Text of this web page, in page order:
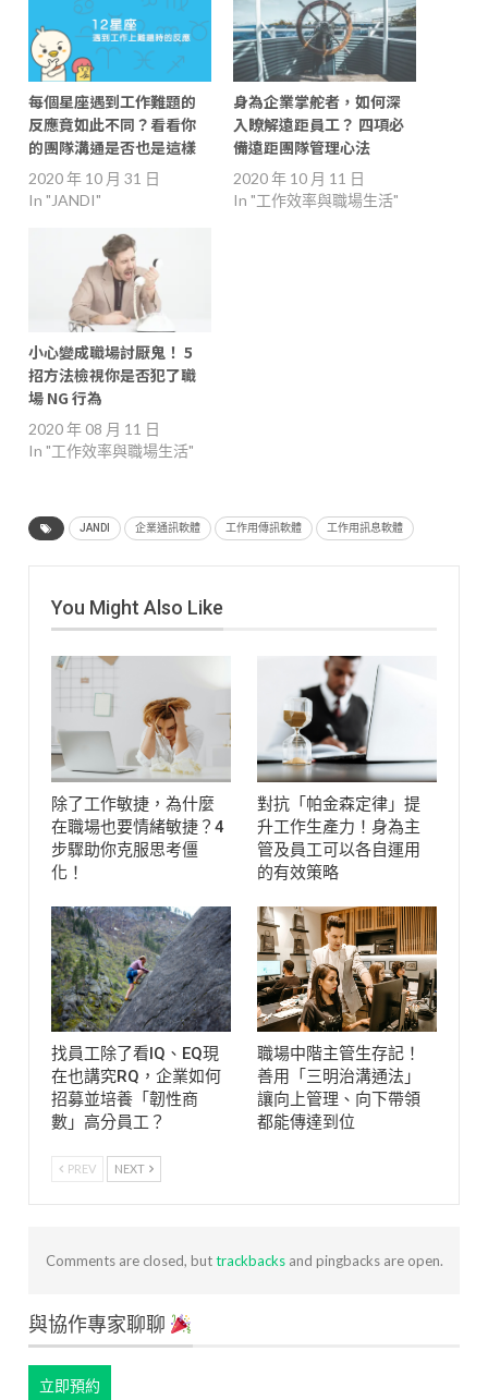
每個星座遇到工作難題的
反應竟如此不同？看看你
的團隊溝通是否也是這樣
2020 年 10 月 31 日
In "JANDI"
身為企業掌舵者，如何深
入瞭解遠距員工？ 四項必
備遠距團隊管理心法
2020 年 10 月 11 日
In "工作效率與職場生活"
小心變成職場討厭鬼！ 5
招方法檢視你是否犯了職
場 NG 行為
2020 年 08 月 11 日
In "工作效率與職場生活"
JANDI 企業通訊軟體 工作用傳訊軟體 工作用訊息軟體
You Might Also Like
除了工作敏捷，為什麼
在職場也要情緒敏捷？4
步驟助你克服思考僵
化！
對抗「帕金森定律」提
升工作生產力！身為主
管及員工可以各自運用
的有效策略
找員工除了看IQ、EQ現
在也講究RQ，企業如何
招募並培養「韌性商
數」高分員工？
職場中階主管生存記！
善用「三明治溝通法」
讓向上管理、向下帶領
都能傳達到位
PREV NEXT
Comments are closed, buttrackbacksand pingbacks are open.
與協作專家聊聊
立即預約